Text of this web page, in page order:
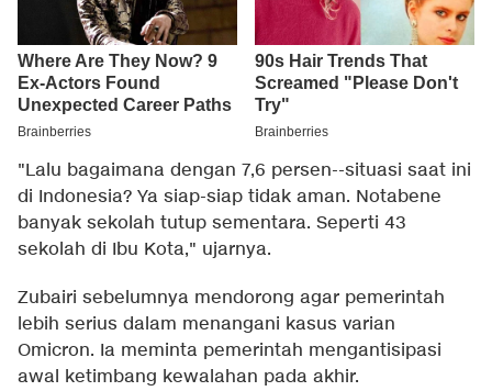
"Lalu bagaimana dengan 7,6 persen--situasi saat ini
di Indonesia? Ya siap-siap tidak aman. Notabene
banyak sekolah tutup sementara. Seperti 43
sekolah di Ibu Kota," ujarnya.
Zubairi sebelumnya mendorong agar pemerintah
lebih serius dalam menangani kasus varian
Omicron. Ia meminta pemerintah mengantisipasi
awal ketimbang kewalahan pada akhir.